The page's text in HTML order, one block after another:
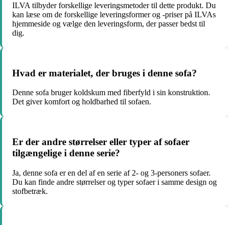
ILVA tilbyder forskellige leveringsmetoder til dette produkt. Du
kan læse om de forskellige leveringsformer og -priser på ILVAs
hjemmeside og vælge den leveringsform, der passer bedst til
dig.
Hvad er materialet, der bruges i denne sofa?
Denne sofa bruger koldskum med fiberfyld i sin konstruktion.
Det giver komfort og holdbarhed til sofaen.
Er der andre størrelser eller typer af sofaer
tilgængelige i denne serie?
Ja, denne sofa er en del af en serie af 2- og 3-personers sofaer.
Du kan finde andre størrelser og typer sofaer i samme design og
stofbetræk.